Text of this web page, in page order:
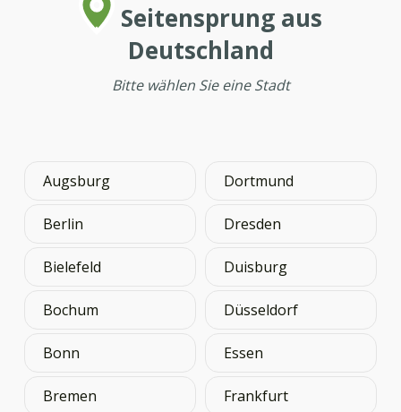
Seitensprung aus
Deutschland
Bitte wählen Sie eine Stadt
Augsburg
Berlin
Bielefeld
Bochum
Bonn
Bremen
Dortmund
Dresden
Duisburg
Düsseldorf
Essen
Frankfurt